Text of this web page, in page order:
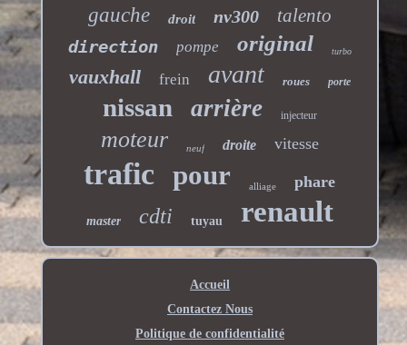
gauche droit nv300 talento
direction pompe original turbo
vauxhall frein avant roues porte
nissan arrière injecteur
moteur neuf droite vitesse
trafic pour alliage phare
master cdti tuyau renault
Accueil
Contactez Nous
Politique de confidentialité